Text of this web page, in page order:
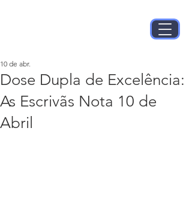
Dose Dupla de Excelência:
As Escrivãs Nota 10 de
Abril
10 de abr.